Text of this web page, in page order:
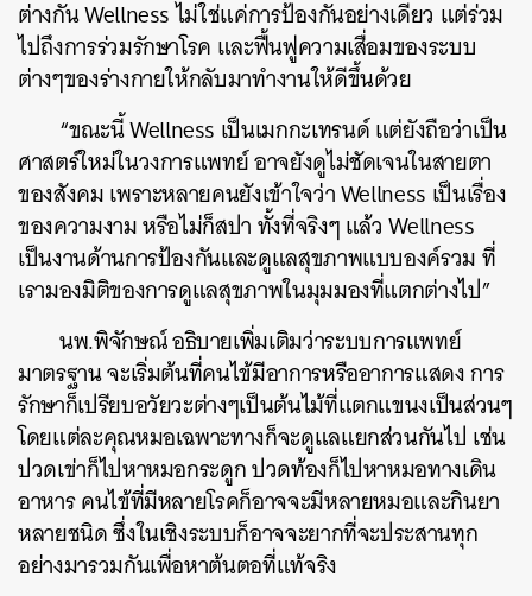
ต่างกัน Wellness ไม่ใช่แค่การป้องกันอย่างเดียว แต่ร่วม
ไปถึงการร่วมรักษาโรค และฟื้นฟูความเสื่อมของระบบ
ต่างๆของร่างกายให้กลับมาทำงานให้ดีขึ้นด้วย
“ขณะนี้ Wellness เป็นเมกกะเทรนด์ แต่ยังถือว่าเป็น
ศาสตร์ใหม่ในวงการแพทย์ อาจยังดูไม่ชัดเจนในสายตา
ของสังคม เพราะหลายคนยังเข้าใจว่า Wellness เป็นเรื่อง
ของความงาม หรือไม่ก็สปา ทั้งที่จริงๆ แล้ว Wellness
เป็นงานด้านการป้องกันและดูแลสุขภาพแบบองค์รวม ที่
เรามองมิติของการดูแลสุขภาพในมุมมองที่แตกต่างไป”
นพ.พิจักษณ์ อธิบายเพิ่มเติมว่าระบบการแพทย์
มาตรฐาน จะเริ่มต้นที่คนไข้มีอาการหรืออาการแสดง การ
รักษาก็เปรียบอวัยวะต่างๆเป็นต้นไม้ที่แตกแขนงเป็นส่วนๆ
โดยแต่ละคุณหมอเฉพาะทางก็จะดูแลแยกส่วนกันไป เช่น
ปวดเข่าก็ไปหาหมอกระดูก ปวดท้องก็ไปหาหมอทางเดิน
อาหาร คนไข้ที่มีหลายโรคก็อาจจะมีหลายหมอและกินยา
หลายชนิด ซึ่งในเชิงระบบก็อาจจะยากที่จะประสานทุก
อย่างมารวมกันเพื่อหาต้นตอที่แท้จริง